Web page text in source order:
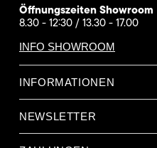
Öffnungszeiten Showroom
8.30 - 12:30 / 13.30 - 17.00
INFO SHOWROOM
INFORMATIONEN
NEWSLETTER